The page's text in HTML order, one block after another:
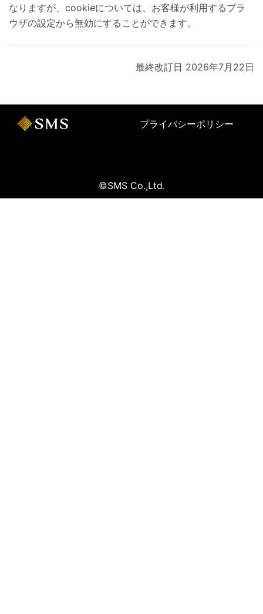
なりますが、cookieについては、お客様が利用するブラ
ウザの設定から無効にすることができます。
最終改訂日 2026年7月22日
プライバシーポリシー
©SMS Co.,Ltd.